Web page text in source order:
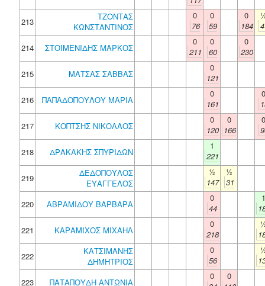
213
ΤΖΟΝΤΑΣ
ΚΩΝΣΤΑΝΤΙΝΟΣ
0
76
0
59
0
184
214
ΣΤΟΪΜΕΝΙΔΗΣ ΜΑΡΚΟΣ
0
211
0
60
0
230
215
ΜΑΤΣΑΣ ΣΑΒΒΑΣ
0
121
216
ΠΑΠΑΔΟΠΟΥΛΟΥ ΜΑΡΙΑ
0
161
0
217
ΚΟΠΤΣΗΣ ΝΙΚΟΛΑΟΣ
0
120
0
166
0
218
ΔΡΑΚΑΚΗΣ ΣΠΥΡΙΔΩΝ
1
221
219
ΔΕΔΟΠΟΥΛΟΣ
ΕΥΑΓΓΕΛΟΣ
½
147
½
31
220
ΑΒΡΑΜΙΔΟΥ ΒΑΡΒΑΡΑ
0
44
1
221
ΚΑΡΑΜΙΧΟΣ ΜΙΧΑΗΛ
0
218
222
ΚΑΤΣΙΜΑΝΗΣ
ΔΗΜΗΤΡΙΟΣ
0
56
223
ΠΑΤΑΠΟΥΔΗ ΑΝΤΩΝΙΑ
0
0